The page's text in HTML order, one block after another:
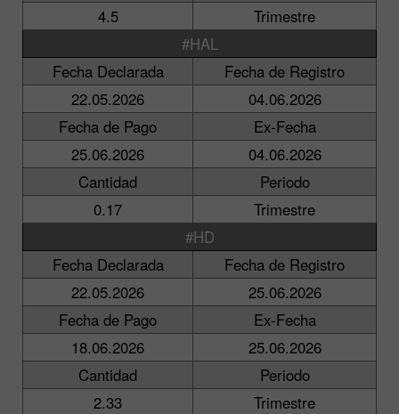
4.5
Trimestre
#HAL
Fecha Declarada
Fecha de Registro
22.05.2026
04.06.2026
Fecha de Pago
Ex-Fecha
25.06.2026
04.06.2026
Cantidad
Periodo
0.17
Trimestre
#HD
Fecha Declarada
Fecha de Registro
22.05.2026
25.06.2026
Fecha de Pago
Ex-Fecha
18.06.2026
25.06.2026
Cantidad
Periodo
2.33
Trimestre